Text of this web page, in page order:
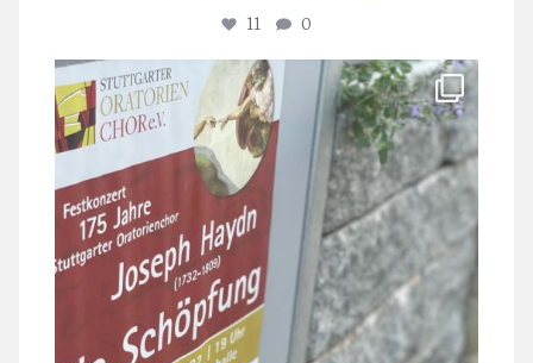
11 0
stuttgarter_oratorienchor
Juli 23